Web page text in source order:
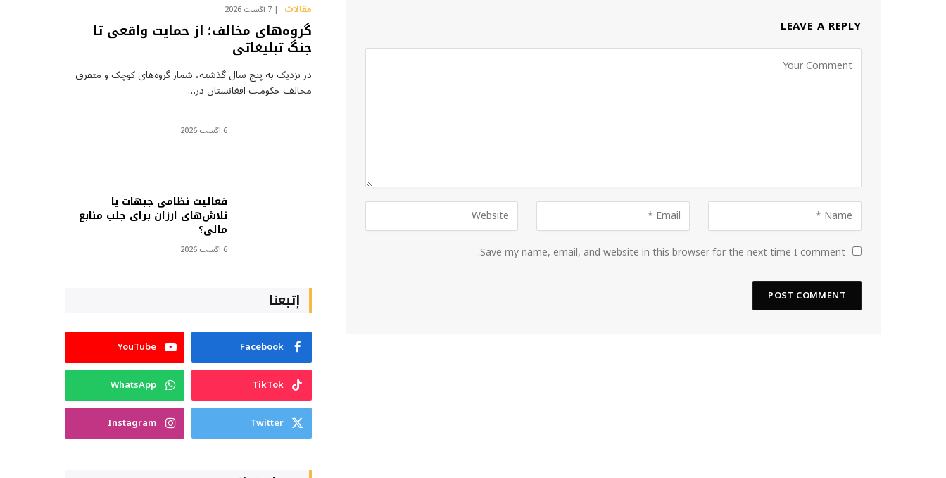
LEAVE A REPLY
Save my name, email, and website in this browser for the next time I comment.
مقالات 7 آگست 2026
گروه‌های مخالف؛ از حمایت واقعی تا
جنگ تبلیغاتی
در نزدیک به پنج سال گذشته، شمار گروه‌های کوچک و متفرق
مخالف حکومت افغانستان در…
6 آگست 2026
فعالیت نظامی جبهات یا
تلاش‌های ارزان برای جلب منابع
مالی؟
6 آگست 2026
إتبعنا
Facebook
YouTube
TikTok
WhatsApp
Twitter
Instagram